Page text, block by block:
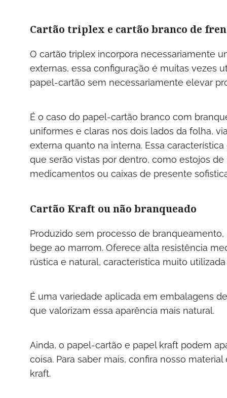
Cartão triplex e cartão branco de
O cartão triplex incorpora necessariamente
externas, essa configuração é muitas vezes
papel-cartão sem necessariamente elevar
É o caso do papel-cartão branco com
uniformes e claras nos dois lados da folha,
externa quanto na interna. Essa
que serão vistas por dentro, como estojos
medicamentos ou caixas de presente
Cartão Kraft ou não branqueado
Produzido sem processo de
bege ao marrom. Oferece alta resistência
rústica e natural, característica muito
É uma variedade aplicada em embalagens
que valorizam essa aparência mais natural.
Ainda, o papel-cartão e papel kraft podem
coisa. Para saber mais, confira nosso
kraft.